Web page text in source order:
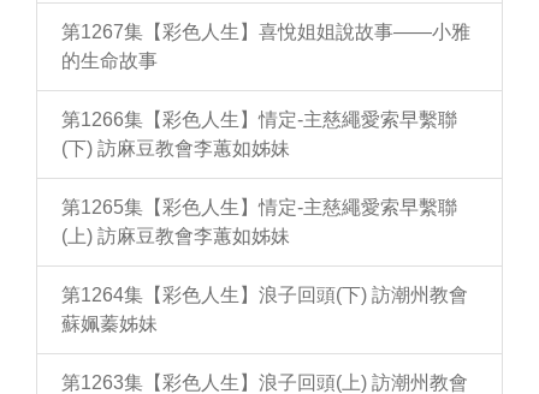
第1267集【彩色人生】喜悅姐姐說故事——小雅
的生命故事
第1266集【彩色人生】情定-主慈繩愛索早繫聯
(下) 訪麻豆教會李蕙如姊妹
第1265集【彩色人生】情定-主慈繩愛索早繫聯
(上) 訪麻豆教會李蕙如姊妹
第1264集【彩色人生】浪子回頭(下) 訪潮州教會
蘇姵蓁姊妹
第1263集【彩色人生】浪子回頭(上) 訪潮州教會